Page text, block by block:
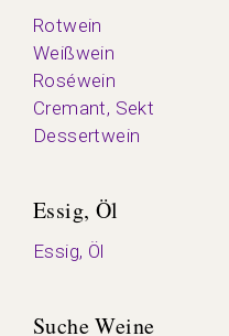
Rotwein
Weißwein
Roséwein
Cremant, Sekt
Dessertwein
Essig, Öl
Essig, Öl
Suche Weine